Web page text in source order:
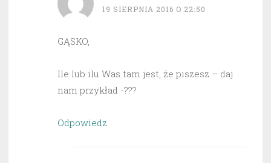
19 SIERPNIA 2016 O 22:50
GĄSKO,
Ile lub ilu Was tam jest, że piszesz – daj
nam przykład -???
Odpowiedz